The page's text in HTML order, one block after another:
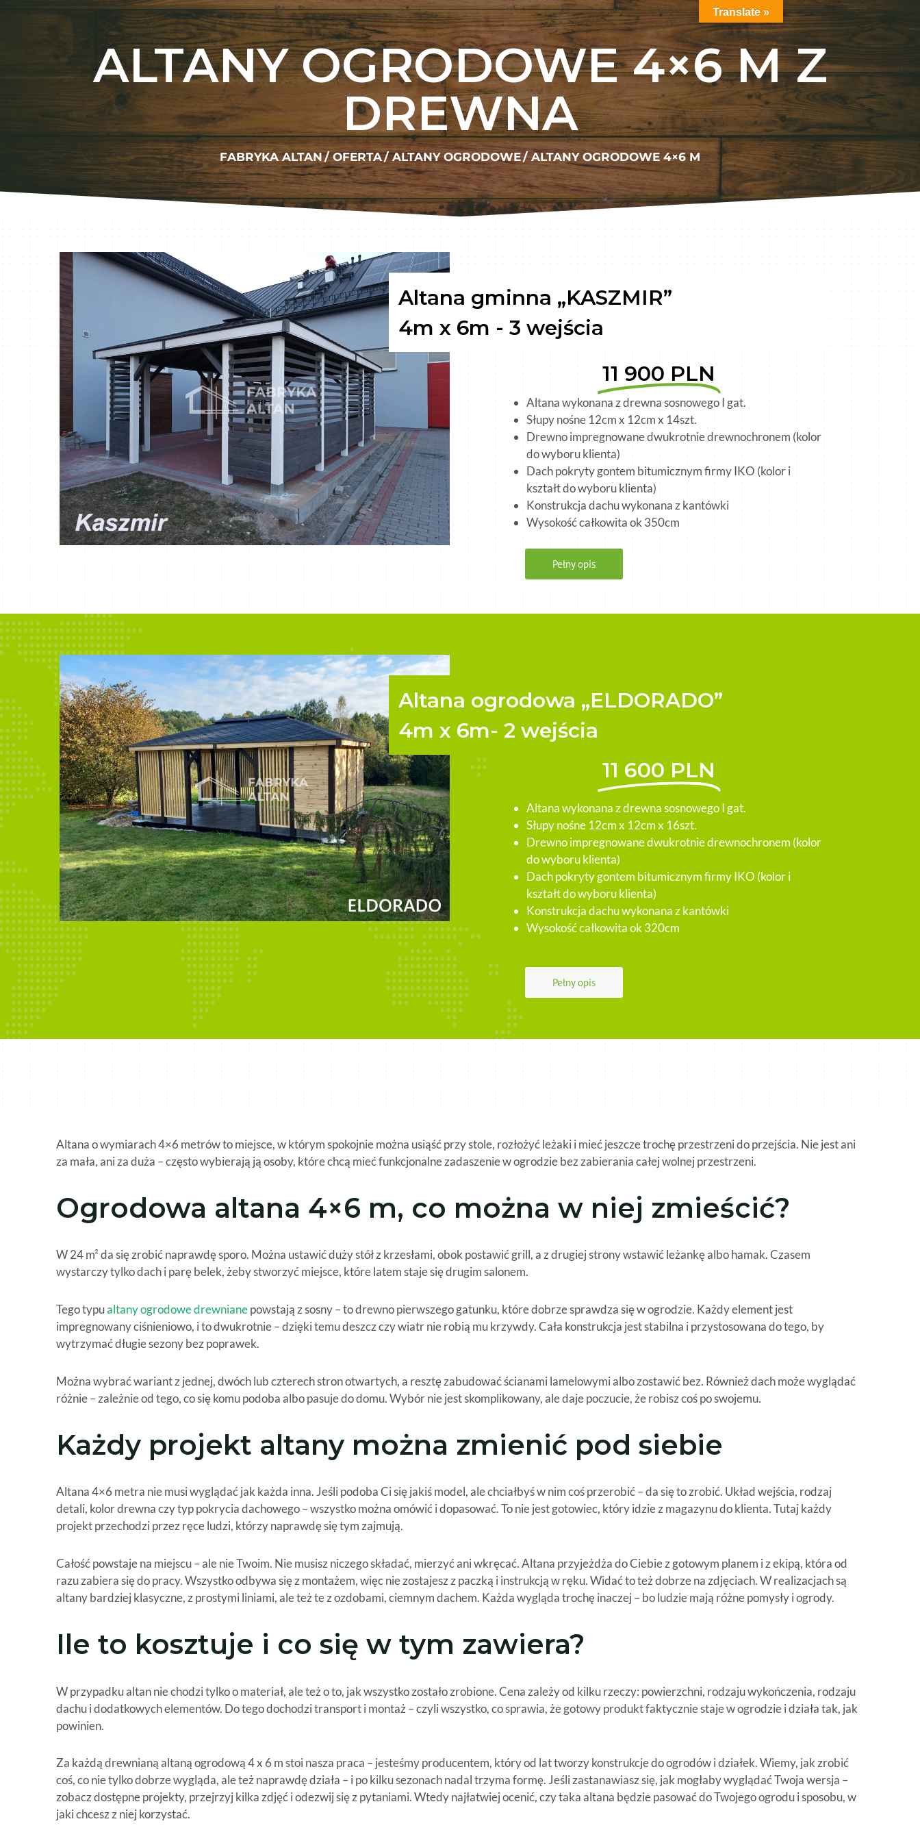
ALTANY OGRODOWE 4×6 M Z
DREWNA
FABRYKA ALTAN/OFERTA/ALTANY OGRODOWE/ALTANY OGRODOWE 4×6 M
Altana gminna „KASZMIR”
4m x 6m - 3 wejścia​
11 900 PLN
Altana wykonana z drewna sosnowego I gat.
Słupy nośne 12cm x 12cm x 14szt.
Drewno impregnowane dwukrotnie drewnochronem (kolor
do wyboru klienta)
Dach pokryty gontem bitumicznym firmy IKO (kolor i
kształt do wyboru klienta)
Konstrukcja dachu wykonana z kantówki
Wysokość całkowita ok 350cm
Pełny opis
Altana ogrodowa „ELDORADO”
4m x 6m- 2 wejścia
11 600 PLN
Altana wykonana z drewna sosnowego I gat.
Słupy nośne 12cm x 12cm x 16szt.
Drewno impregnowane dwukrotnie drewnochronem (kolor
do wyboru klienta)
Dach pokryty gontem bitumicznym firmy IKO (kolor i
kształt do wyboru klienta)
Konstrukcja dachu wykonana z kantówki
Wysokość całkowita ok 320cm
Pełny opis
Altana o wymiarach 4×6 metrów to miejsce, w którym spokojnie można usiąść przy stole, rozłożyć leżaki i mieć jeszcze trochę przestrzeni do przejścia. Nie jest ani
za mała, ani za duża – często wybierają ją osoby, które chcą mieć funkcjonalne zadaszenie w ogrodzie bez zabierania całej wolnej przestrzeni.
Ogrodowa altana 4×6 m, co można w niej zmieścić?
W 24 m² da się zrobić naprawdę sporo. Można ustawić duży stół z krzesłami, obok postawić grill, a z drugiej strony wstawić leżankę albo hamak. Czasem
wystarczy tylko dach i parę belek, żeby stworzyć miejsce, które latem staje się drugim salonem.
Tego typualtany ogrodowe drewnianepowstają z sosny – to drewno pierwszego gatunku, które dobrze sprawdza się w ogrodzie. Każdy element jest
impregnowany ciśnieniowo, i to dwukrotnie – dzięki temu deszcz czy wiatr nie robią mu krzywdy. Cała konstrukcja jest stabilna i przystosowana do tego, by
wytrzymać długie sezony bez poprawek.
Można wybrać wariant z jednej, dwóch lub czterech stron otwartych, a resztę zabudować ścianami lamelowymi albo zostawić bez. Również dach może wyglądać
różnie – zależnie od tego, co się komu podoba albo pasuje do domu. Wybór nie jest skomplikowany, ale daje poczucie, że robisz coś po swojemu.
Każdy projekt altany można zmienić pod siebie
Altana 4×6 metra nie musi wyglądać jak każda inna. Jeśli podoba Ci się jakiś model, ale chciałbyś w nim coś przerobić – da się to zrobić. Układ wejścia, rodzaj
detali, kolor drewna czy typ pokrycia dachowego – wszystko można omówić i dopasować. To nie jest gotowiec, który idzie z magazynu do klienta. Tutaj każdy
projekt przechodzi przez ręce ludzi, którzy naprawdę się tym zajmują.
Całość powstaje na miejscu – ale nie Twoim. Nie musisz niczego składać, mierzyć ani wkręcać. Altana przyjeżdża do Ciebie z gotowym planem i z ekipą, która od
razu zabiera się do pracy. Wszystko odbywa się z montażem, więc nie zostajesz z paczką i instrukcją w ręku. Widać to też dobrze na zdjęciach. W realizacjach są
altany bardziej klasyczne, z prostymi liniami, ale też te z ozdobami, ciemnym dachem. Każda wygląda trochę inaczej – bo ludzie mają różne pomysły i ogrody.
Ile to kosztuje i co się w tym zawiera?
W przypadku altan nie chodzi tylko o materiał, ale też o to, jak wszystko zostało zrobione. Cena zależy od kilku rzeczy: powierzchni, rodzaju wykończenia, rodzaju
dachu i dodatkowych elementów. Do tego dochodzi transport i montaż – czyli wszystko, co sprawia, że gotowy produkt faktycznie staje w ogrodzie i działa tak, jak
powinien.
Za każdą drewnianą altaną ogrodową 4 x 6 m stoi nasza praca – jesteśmy producentem, który od lat tworzy konstrukcje do ogrodów i działek. Wiemy, jak zrobić
coś, co nie tylko dobrze wygląda, ale też naprawdę działa – i po kilku sezonach nadal trzyma formę. Jeśli zastanawiasz się, jak mogłaby wyglądać Twoja wersja –
zobacz dostępne projekty, przejrzyj kilka zdjęć i odezwij się z pytaniami. Wtedy najłatwiej ocenić, czy taka altana będzie pasować do Twojego ogrodu i sposobu, w
jaki chcesz z niej korzystać.
Translate »